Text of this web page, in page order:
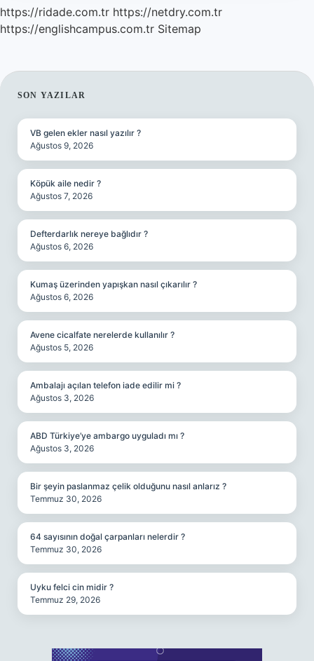
https://ridade.com.tr https://netdry.com.tr
https://englishcampus.com.tr Sitemap
SIDEBAR
SON YAZILAR
VB gelen ekler nasıl yazılır ?
Ağustos 9, 2026
Köpük aile nedir ?
Ağustos 7, 2026
Defterdarlık nereye bağlıdır ?
Ağustos 6, 2026
Kumaş üzerinden yapışkan nasıl çıkarılır ?
Ağustos 6, 2026
Avene cicalfate nerelerde kullanılır ?
Ağustos 5, 2026
Ambalajı açılan telefon iade edilir mi ?
Ağustos 3, 2026
ABD Türkiye’ye ambargo uyguladı mı ?
Ağustos 3, 2026
Bir şeyin paslanmaz çelik olduğunu nasıl anlarız ?
Temmuz 30, 2026
64 sayısının doğal çarpanları nelerdir ?
Temmuz 30, 2026
Uyku felci cin midir ?
Temmuz 29, 2026